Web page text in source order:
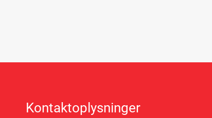
Kontaktoplysninger